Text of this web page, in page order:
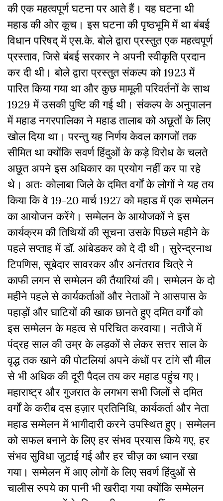
की एक महत्वपूर्ण घटना पर आते हैं। यह घटना थी
महाड की ओर कूच। इस घटना की पृष्ठभूमि में था बंबई
विधान परिषद् में एस.के. बोले द्वारा प्रस्तुत एक महत्वपूर्ण
प्रस्ताव, जिसे बंबई सरकार ने अपनी स्वीकृति प्रदान
कर दी थी। बोले द्वारा प्रस्तुत संकल्प को 1923 में
पारित किया गया था और कुछ मामूली परिवर्तनों के साथ
1929 में उसकी पुष्टि की गई थी। संकल्प के अनुपालन
में महाड नगरपालिका ने महाड तालाब को अछूतों के लिए
खोल दिया था। परन्तु यह निर्णय केवल कागजों तक
सीमित था क्योंकि सवर्ण हिंदुओं के कड़े विरोध के चलते
अछूत अपने इस अधिकार का प्रयोग नहीं कर पा रहे
थे। अतः कोलाबा जिले के दमित वर्गों के लोगों ने यह तय
किया कि वे 19-20 मार्च 1927 को महाड में एक सम्मेलन
का आयोजन करेंगे। सम्मेलन के आयोजकों ने इस
कार्यक्रम की तिथियों की सूचना उसके पिछले महीने के
पहले सप्ताह में डॉ. आंबेडकर को दे दी थी। सुरेन्द्रनाथ
टिपणिस, सूबेदार सावरकर और अनंतराव चित्रे ने
काफी लगन से सम्मेलन की तैयारियां की। सम्मेलन के दो
महीने पहले से कार्यकर्ताओं और नेताओं ने आसपास के
पहाड़ों और घाटियों की खाक छानते हुए दमित वर्गों को
इस सम्मेलन के महत्व से परिचित करवाया। नतीजे में
पंद्रह साल की उम्र के लड़कों से लेकर सत्तर साल के
वृद्ध तक खाने की पोटलियां अपने कंधों पर टांगे सौ मील
से भी अधिक की दूरी पैदल तय कर महाड पहुंच गए।
महाराष्ट्र और गुजरात के लगभग सभी जिलों से दमित
वर्गों के करीब दस हज़ार प्रतिनिधि, कार्यकर्ता और नेता
महाड सम्मेलन में भागीदारी करने उपस्थित हुए। सम्मेलन
को सफल बनाने के लिए हर संभव प्रयास किये गए, हर
संभव सुविधा जुटाई गई और हर चीज़ का ध्यान रखा
गया। सम्मेलन में आए लोगों के लिए सवर्ण हिंदुओं से
चालीस रुपये का पानी भी खरीदा गया क्योंकि सम्मेलन